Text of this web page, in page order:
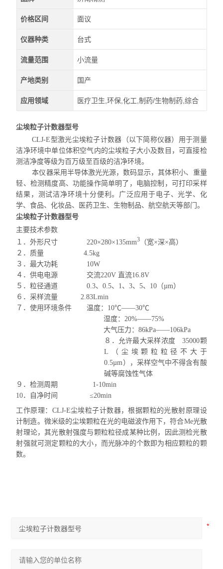
价格区间 面议
仪器种类 台式
流量范围 小流量
产地类别 国产
应用领域 医疗卫生,环保,化工,制药/生物制药,综合
尘埃粒子计数器型号
CLJ-E 型激光尘埃粒子计数器（以下简称仪器）用于测量
洁净环境中单位体积空气内的尘埃粒子大小及数目，可直接检
测洁净度等级为百万级至百级的洁净环境。
本仪器采用半导体激光光源，数码显示，其体积小、重量
轻、检测精度高、功能操作简单明了，电脑控制，可打印采样
结果，测试洁净环境十分便利。广泛应用于电子、光学、化
学、食品、化妆品、医药卫生、生物制品、航空航天等部门。
尘埃粒子计数器型号
主要技术参数
１．外形尺寸
220×280×135mm3
（宽×深×高）
２．质量
4.5kg
３．最大功耗
10W
４．供电电源
交流220V 直流16.8V
５．粒径通道
0.3、0.5、 1、3、5、 10 （µm）
６．采样流量
2.83Lmin
７．使用环境条件
温度： 10℃——30℃
湿度：20%——75%
大气压力：86kPa——106kPa
８．允许最大采样浓度35000颗
L （尘埃颗粒粒径不大于
0.5µm），采样空气中不得含有酸
碱等腐蚀性气体
９．检测周期 1-10min
10．自净时间 ≤20min
工作原理： CLJ-E尘埃粒子计数器，根据颗粒的光散射原理设
计制造。微米级的尘埃颗粒在光的电磁波作用下，符合Me光散
射理论，其光散射强度与颗粒粒径成某种比例，因此测检光散
射强就可测定颗粒的大小，而光脉冲的个数即为相应颗粒的颗
数。